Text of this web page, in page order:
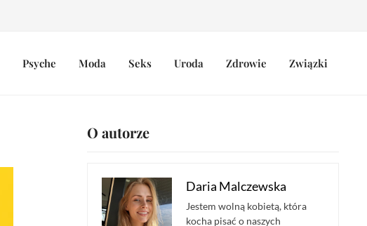
Psyche Moda Seks Uroda Zdrowie Związki
O autorze
Daria Malczewska
Jestem wolną kobietą, która
kocha pisać o naszych